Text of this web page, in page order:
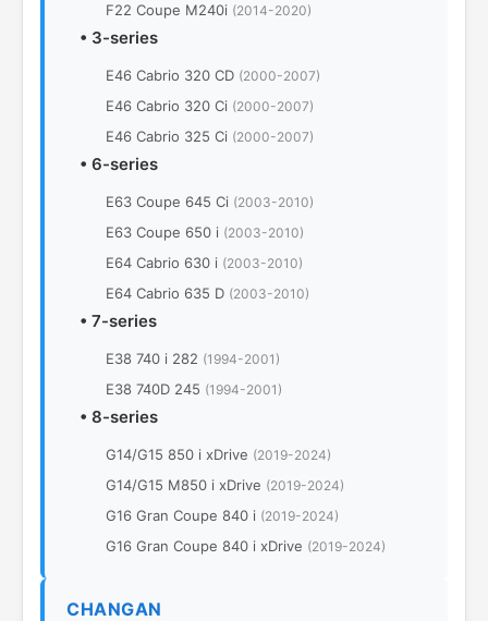
F22 Coupe M240i (2014-2020)
• 3-series
E46 Cabrio 320 CD (2000-2007)
E46 Cabrio 320 Ci (2000-2007)
E46 Cabrio 325 Ci (2000-2007)
• 6-series
E63 Coupe 645 Ci (2003-2010)
E63 Coupe 650 i (2003-2010)
E64 Cabrio 630 i (2003-2010)
E64 Cabrio 635 D (2003-2010)
• 7-series
E38 740 i 282 (1994-2001)
E38 740D 245 (1994-2001)
• 8-series
G14/G15 850 i xDrive (2019-2024)
G14/G15 M850 i xDrive (2019-2024)
G16 Gran Coupe 840 i (2019-2024)
G16 Gran Coupe 840 i xDrive (2019-2024)
CHANGAN